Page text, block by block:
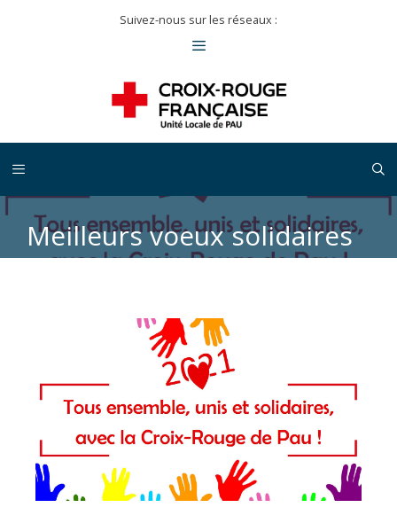
Suivez-nous sur les réseaux :
Meilleurs voeux solidaires